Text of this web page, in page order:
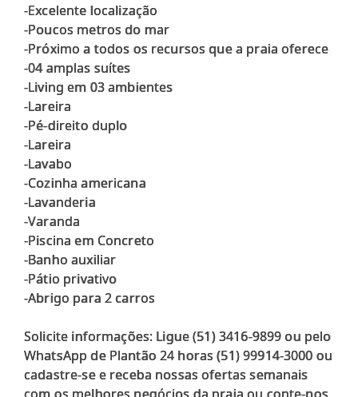
-Excelente localização
-Poucos metros do mar
-Próximo a todos os recursos que a praia oferece
-04 amplas suítes
-Living em 03 ambientes
-Lareira
-Pé-direito duplo
-Lareira
-Lavabo
-Cozinha americana
-Lavanderia
-Varanda
-Piscina em Concreto
-Banho auxiliar
-Pátio privativo
-Abrigo para 2 carros
Solicite informações: Ligue (51) 3416-9899 ou pelo
WhatsApp de Plantão 24 horas (51) 99914-3000 ou
cadastre-se e receba nossas ofertas semanais
com os melhores negócios da praia ou conte-nos